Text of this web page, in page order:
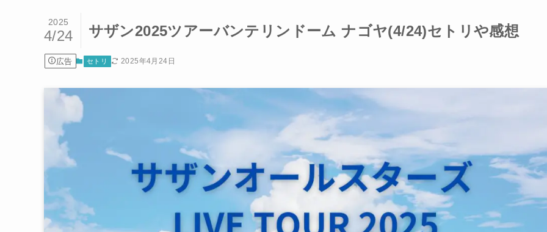
サザン2025ツアーバンテリンドーム ナゴヤ(4/24)セトリや感想
2025
4/24
広告 セトリ 2025年4月24日